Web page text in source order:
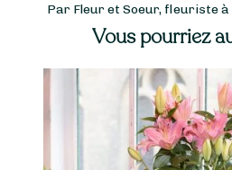
Par Fleur et Soeur, fleuriste à
Vous pourriez